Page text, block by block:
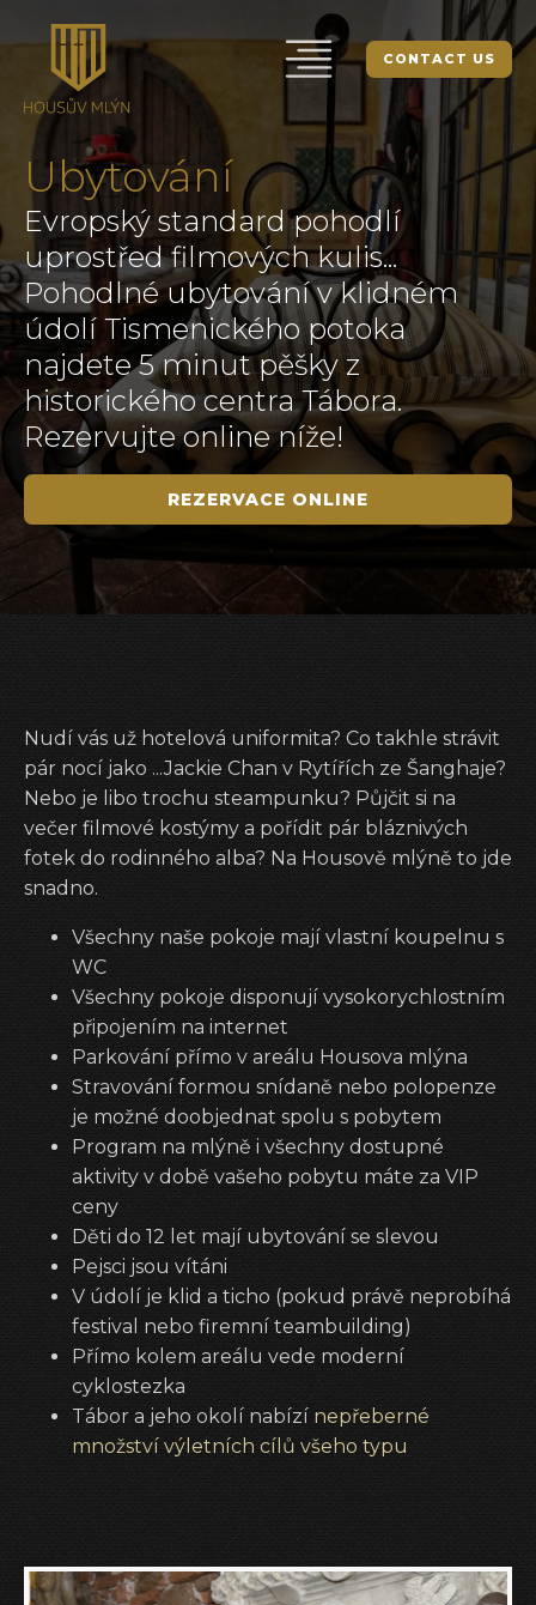
CONTACT US
Ubytování
Evropský standard pohodlí
uprostřed filmových kulis...
Pohodlné ubytování v klidném
údolí Tismenického potoka
najdete 5 minut pěšky z
historického centra Tábora.
Rezervujte online níže!
REZERVACE ONLINE
Nudí vás už hotelová uniformita? Co takhle strávit
pár nocí jako ...Jackie Chan v Rytířích ze Šanghaje?
Nebo je libo trochu steampunku? Půjčit si na
večer filmové kostýmy a pořídit pár bláznivých
fotek do rodinného alba? Na Housově mlýně to jde
snadno.
Všechny naše pokoje mají vlastní koupelnu s
WC
Všechny pokoje disponují vysokorychlostním
připojením na internet
Parkování přímo v areálu Housova mlýna
Stravování formou snídaně nebo polopenze
je možné doobjednat spolu s pobytem
Program na mlýně i všechny dostupné
aktivity v době vašeho pobytu máte za VIP
ceny
Děti do 12 let mají ubytování se slevou
Pejsci jsou vítáni
V údolí je klid a ticho (pokud právě neprobíhá
festival nebo firemní teambuilding)
Přímo kolem areálu vede moderní
cyklostezka
Tábor a jeho okolí nabízí nepřeberné
množství výletních cílů všeho typu